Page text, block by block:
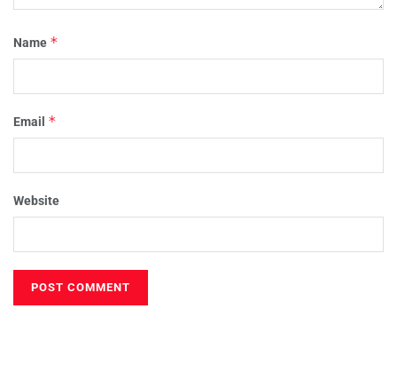
Name *
Email *
Website